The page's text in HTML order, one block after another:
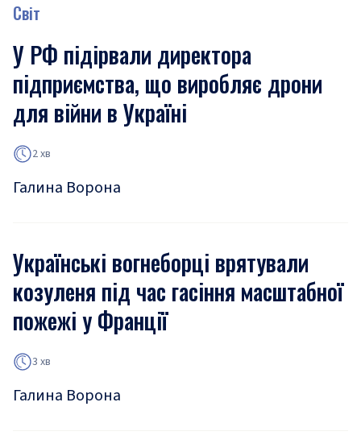
Світ
У РФ підірвали директора
підприємства, що виробляє дрони
для війни в Україні
2 хв
Галина Ворона
Українські вогнеборці врятували
козуленя під час гасіння масштабної
пожежі у Франції
3 хв
Галина Ворона